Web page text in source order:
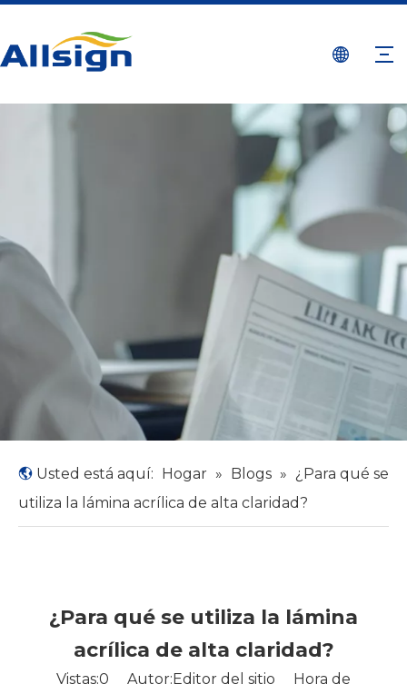
Usted está aquí: Hogar » Blogs » ¿Para qué se
utiliza la lámina acrílica de alta claridad?
¿Para qué se utiliza la lámina
acrílica de alta claridad?
Vistas:0 Autor:Editor del sitio Hora de